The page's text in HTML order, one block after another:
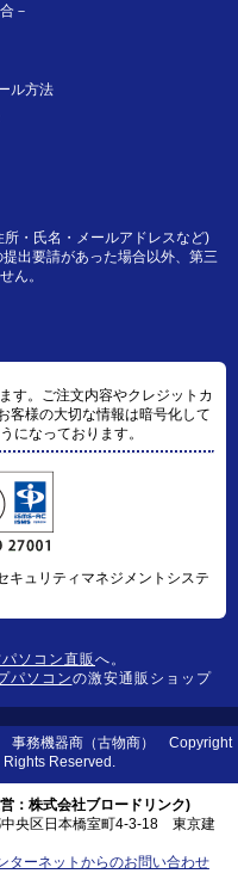
－
ル方法
・氏名・メールアドレスなど)
出要請があった場合以外、第三
ん。
す。ご注文内容やクレジットカ
客様の大切な情報は暗号化して
になっております。
キュリティマネジメントシステ
ソコン直販へ。
パソコンの激安通販ショップ
務機器商（古物商） Copyright
Reserved.
：株式会社ブロードリンク)
央区日本橋室町4-3-18 東京建
ターネットからのお問い合わせ